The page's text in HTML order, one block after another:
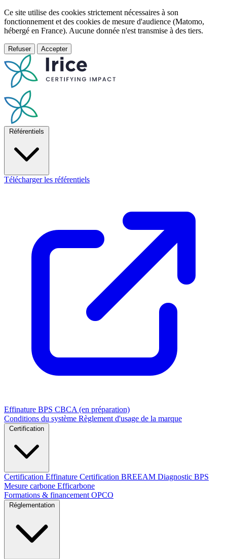
Ce site utilise des cookies strictement nécessaires à son
fonctionnement et des cookies de mesure d'audience (Matomo,
hébergé en France). Aucune donnée n'est transmise à des tiers.
Refuser Accepter
Référentiels
Télécharger les référentiels
Effinature BPS CBCA (en préparation)
Conditions du système Règlement d'usage de la marque
Certification
Certification Effinature Certification BREEAM Diagnostic BPS
Mesure carbone Efficarbone
Formations & financement OPCO
Réglementation